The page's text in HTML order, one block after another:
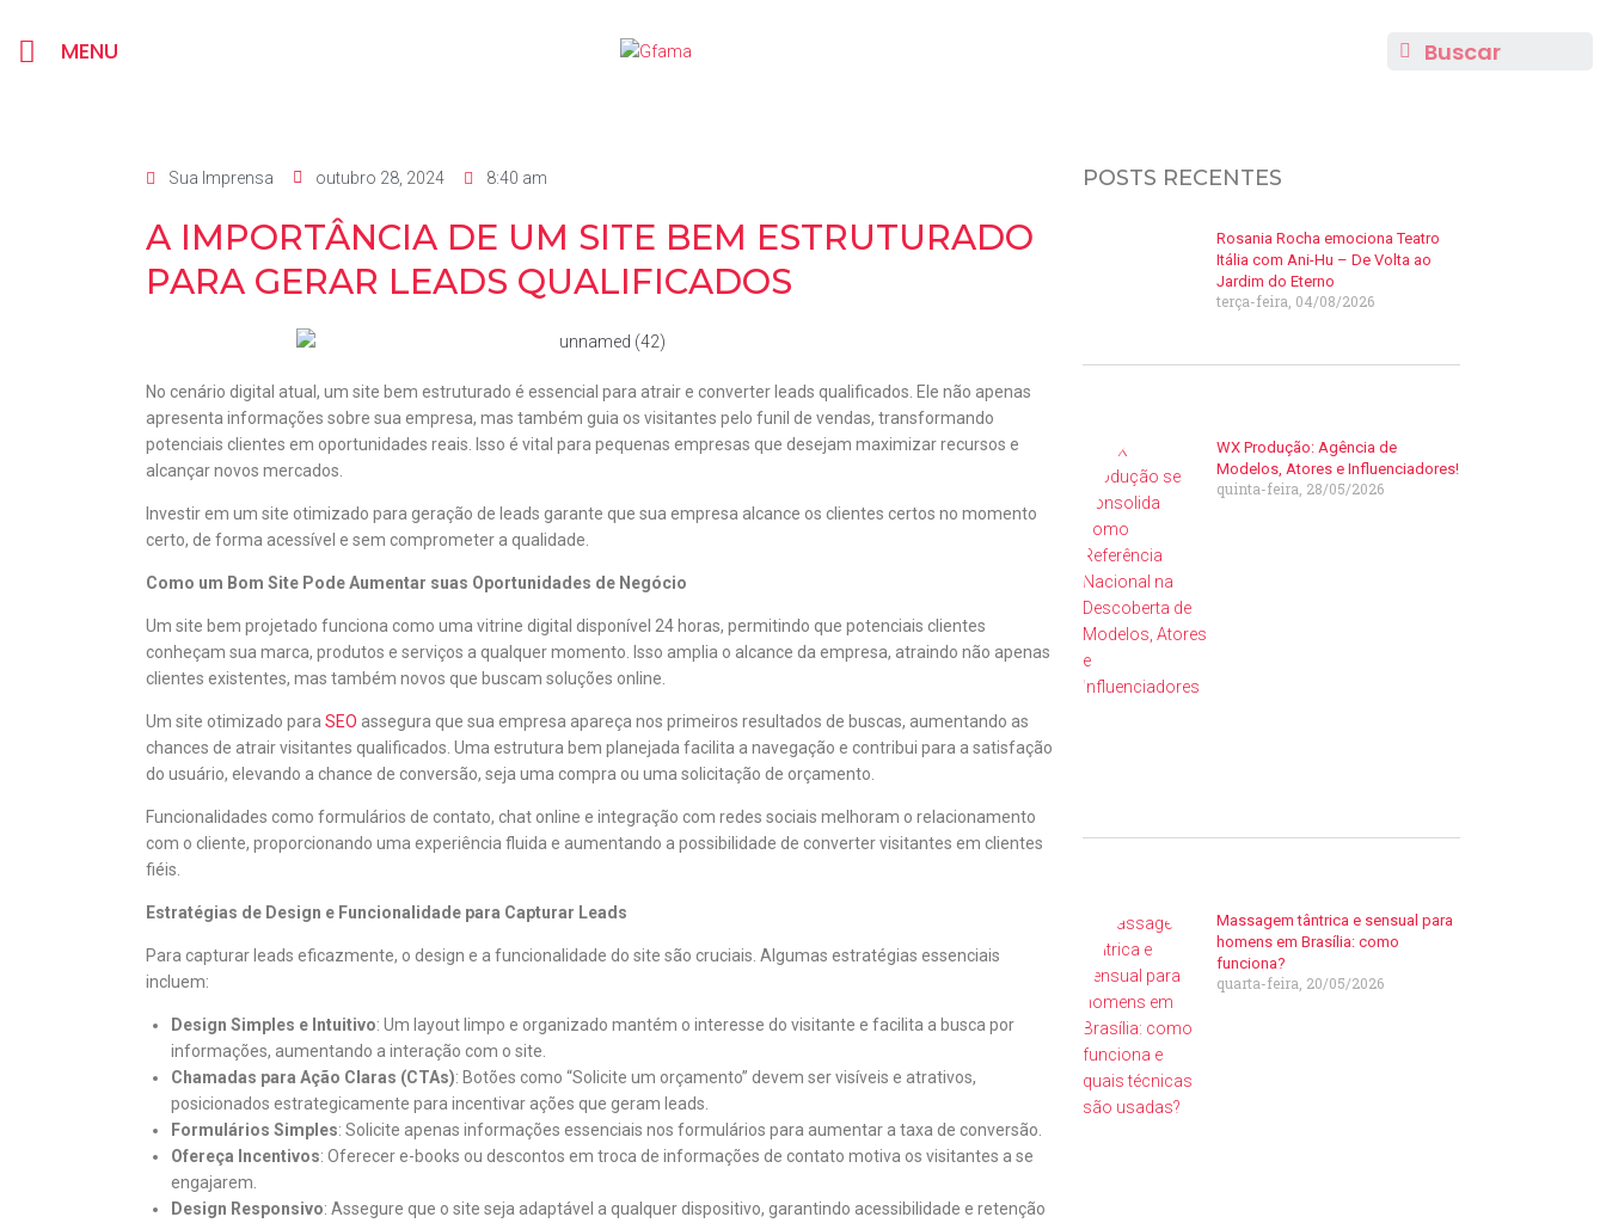
MENU
Sua Imprensa outubro 28, 2024 8:40 am
A IMPORTÂNCIA DE UM SITE BEM ESTRUTURADO
PARA GERAR LEADS QUALIFICADOS
No cenário digital atual, um site bem estruturado é essencial para atrair e converter leads qualificados. Ele não apenas
apresenta informações sobre sua empresa, mas também guia os visitantes pelo funil de vendas, transformando
potenciais clientes em oportunidades reais. Isso é vital para pequenas empresas que desejam maximizar recursos e
alcançar novos mercados.
Investir em um site otimizado para geração de leads garante que sua empresa alcance os clientes certos no momento
certo, de forma acessível e sem comprometer a qualidade.
Como um Bom Site Pode Aumentar suas Oportunidades de Negócio
Um site bem projetado funciona como uma vitrine digital disponível 24 horas, permitindo que potenciais clientes
conheçam sua marca, produtos e serviços a qualquer momento. Isso amplia o alcance da empresa, atraindo não apenas
clientes existentes, mas também novos que buscam soluções online.
Um site otimizado para SEO assegura que sua empresa apareça nos primeiros resultados de buscas, aumentando as
chances de atrair visitantes qualificados. Uma estrutura bem planejada facilita a navegação e contribui para a satisfação
do usuário, elevando a chance de conversão, seja uma compra ou uma solicitação de orçamento.
Funcionalidades como formulários de contato, chat online e integração com redes sociais melhoram o relacionamento
com o cliente, proporcionando uma experiência fluida e aumentando a possibilidade de converter visitantes em clientes
fiéis.
Estratégias de Design e Funcionalidade para Capturar Leads
Para capturar leads eficazmente, o design e a funcionalidade do site são cruciais. Algumas estratégias essenciais
incluem:
Design Simples e Intuitivo: Um layout limpo e organizado mantém o interesse do visitante e facilita a busca por
informações, aumentando a interação com o site.
Chamadas para Ação Claras (CTAs): Botões como “Solicite um orçamento” devem ser visíveis e atrativos,
posicionados estrategicamente para incentivar ações que geram leads.
Formulários Simples: Solicite apenas informações essenciais nos formulários para aumentar a taxa de conversão.
Ofereça Incentivos: Oferecer e-books ou descontos em troca de informações de contato motiva os visitantes a se
engajarem.
Design Responsivo: Assegure que o site seja adaptável a qualquer dispositivo, garantindo acessibilidade e retenção
POSTS RECENTES
Rosania Rocha emociona Teatro
Itália com Ani-Hu – De Volta ao
Jardim do Eterno
terça-feira, 04/08/2026
WX Produção: Agência de
Modelos, Atores e Influenciadores!
quinta-feira, 28/05/2026
Massagem tântrica e sensual para
homens em Brasília: como
funciona?
quarta-feira, 20/05/2026